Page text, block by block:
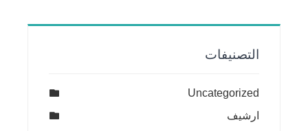
التصنيفات
Uncategorized
ارشيف